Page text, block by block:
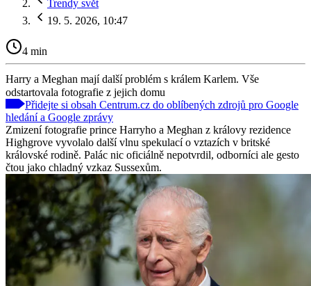
Trendy svět
19. 5. 2026, 10:47
4 min
Harry a Meghan mají další problém s králem Karlem. Vše
odstartovala fotografie z jejich domu
Přidejte si obsah Centrum.cz do oblíbených zdrojů pro Google
hledání a Google zprávy
Zmizení fotografie prince Harryho a Meghan z královy rezidence
Highgrove vyvolalo další vlnu spekulací o vztazích v britské
královské rodině. Palác nic oficiálně nepotvrdil, odborníci ale gesto
čtou jako chladný vzkaz Sussexům.